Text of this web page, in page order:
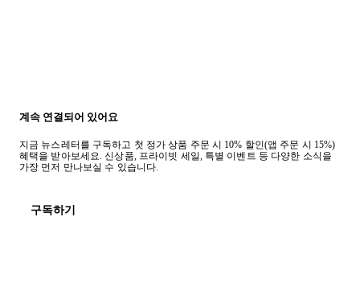
계속 연결되어 있어요
지금 뉴스레터를 구독하고 첫 정가 상품 주문 시 10% 할인(앱 주문 시 15%)
혜택을 받아보세요. 신상품, 프라이빗 세일, 특별 이벤트 등 다양한 소식을
가장 먼저 만나보실 수 있습니다.
구독하기